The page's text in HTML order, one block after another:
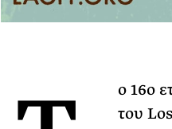
ο 16ο
του